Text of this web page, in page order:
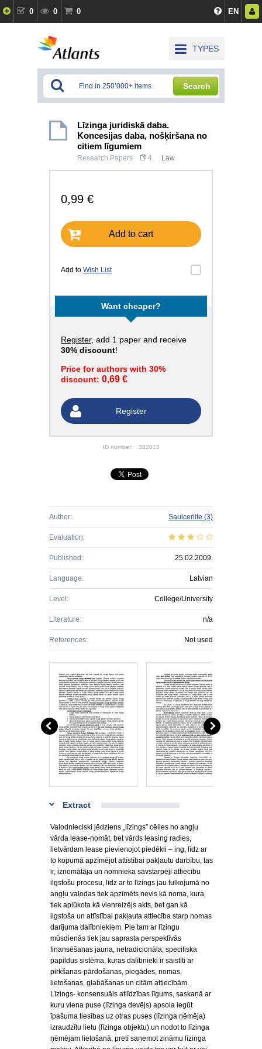
0 0 0 EN
TYPES
Search
Līzinga juridiskā daba.
Koncesijas daba, nošķiršana no
citiem līgumiem
Research Papers 4 Law
0,99 €
Add to cart
Add to Wish List
Want cheaper?
Register, add 1 paper and receive
30% discount!
Price for authors with 30%
discount: 0,69 €
Register
ID number: 332013
Author: Saulceriite (3)
Evaluation:
Published: 25.02.2009.
Language: Latvian
Level: College/University
Literature: n/a
References: Not used
Extract
Valodnieciski jēdziens „līzings” cēlies no angļu
vārda lease-nomāt, bet vārds leasing radies,
lietvārdam lease pievienojot piedēkli – ing, līdz ar
to kopumā apzīmējot attīstībai pakļautu darbību, tas
ir, iznomātāja un nomnieka savstarpēji attiecību
ilgstošu procesu, līdz ar to līzings jau tulkojumā no
angļu valodas tiek apzīmēts nevis kā noma, kura
tiek aplūkota kā vienreizējs akts, bet gan kā
ilgstoša un attīstībai pakļauta attiecība starp nomas
darījuma dalībniekiem. Pie tam ar līzingu
mūsdienās tiek jau saprasta perspektīvās
finansēšanas jauna, netradicionāla, specifiska
papildus sistēma, kuras dalībnieki ir saistīti ar
pirkšanas-pārdošanas, piegādes, nomas,
lietošanas, glabāšanas un citām attiecībām.
Līzings- konsensuāls atlīdzības līgums, saskaņā ar
kuru viena puse (līzinga devējs) apsola iegūt
īpašuma tiesības uz otras puses (līzinga ņēmēja)
izraudzītu lietu (līzinga objektu) un nodot to līzinga
ņēmējam lietošanā, pretī saņemot zināmu līzinga